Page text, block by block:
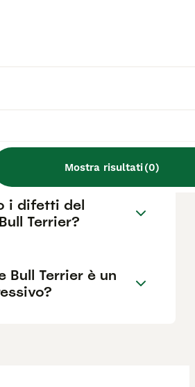
Mostra risultati(0)
un Bull Terrier
i difetti del
Terrier?
Bull Terrier è un